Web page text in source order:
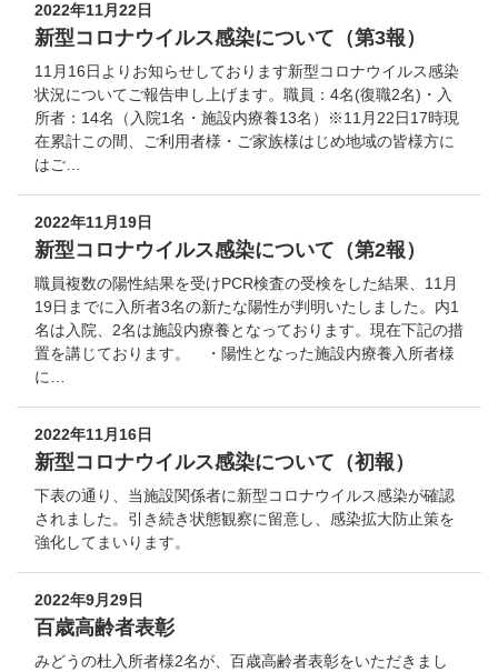
2022年11月22日
新型コロナウイルス感染について（第3報）
11月16日よりお知らせしております新型コロナウイルス感染
状況についてご報告申し上げます。職員：4名(復職2名)・入
所者：14名（入院1名・施設内療養13名）※11月22日17時現
在累計この間、ご利用者様・ご家族様はじめ地域の皆様方に
はご…
2022年11月19日
新型コロナウイルス感染について（第2報）
職員複数の陽性結果を受けPCR検査の受検をした結果、11月
19日までに入所者3名の新たな陽性が判明いたしました。内1
名は入院、2名は施設内療養となっております。現在下記の措
置を講じております。 ・陽性となった施設内療養入所者様
に…
2022年11月16日
新型コロナウイルス感染について（初報）
下表の通り、当施設関係者に新型コロナウイルス感染が確認
されました。引き続き状態観察に留意し、感染拡大防止策を
強化してまいります。
2022年9月29日
百歳高齢者表彰
みどうの杜入所者様2名が、百歳高齢者表彰をいただきまし